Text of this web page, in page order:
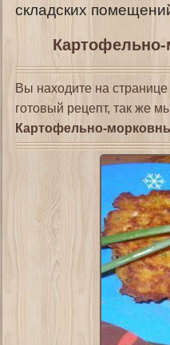
складских
Вы находите на странице
готовый рецепт, так же
Картофельно-